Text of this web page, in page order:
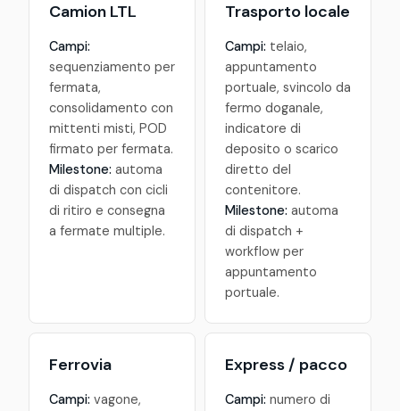
Camion LTL
Campi:
sequenziamento per
fermata,
consolidamento con
mittenti misti, POD
firmato per fermata.
Milestone: automa
di dispatch con cicli
di ritiro e consegna
a fermate multiple.
Trasporto locale
Campi: telaio,
appuntamento
portuale, svincolo da
fermo doganale,
indicatore di
deposito o scarico
diretto del
contenitore.
Milestone: automa
di dispatch +
workflow per
appuntamento
portuale.
Ferrovia
Campi: vagone,
Express / pacco
Campi: numero di